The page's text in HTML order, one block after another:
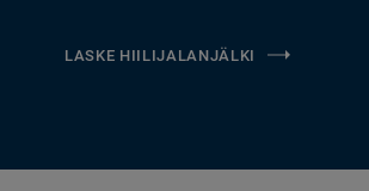
LASKE HIILIJALANJÄLKI